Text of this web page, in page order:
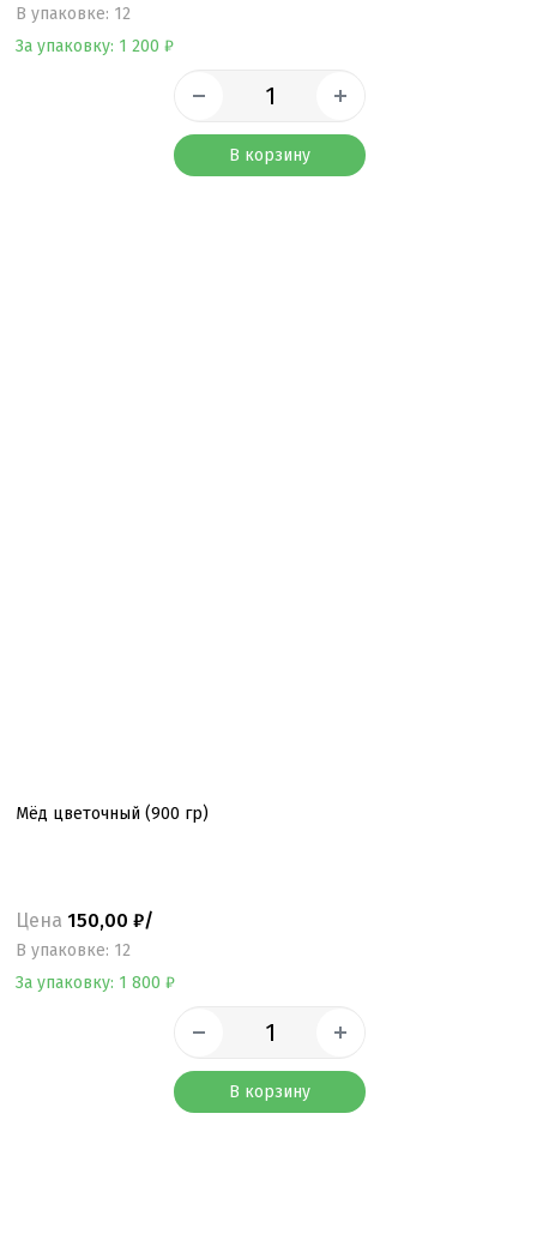
B упаковке: 12
За упаковку: 1 200 ₽
В корзину
Мёд цветочный (900 гр)
Цена 150,00 ₽/
B упаковке: 12
За упаковку: 1 800 ₽
В корзину